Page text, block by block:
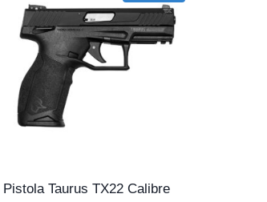
Pistola Taurus TX22 Calibre